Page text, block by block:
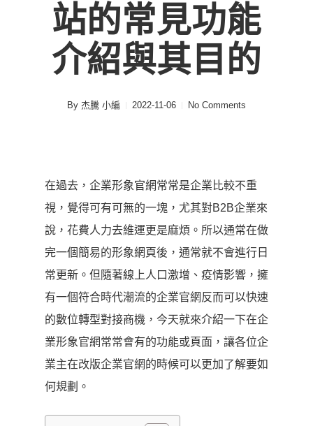
站的常見功能
介紹與其目的
By 杰騰 小編 2022-11-06 No Comments
在過去，企業形象官網常常是企業比較不重
視，覺得可有可無的一塊，尤其對B2B企業來
說，花費人力去維運更是麻煩。所以通常在做
完一個簡易的形象網頁後，通常就不會進行日
常更新。但隨著線上人口激增、疫情影響，擁
有一個符合時代潮流的企業官網反而可以快速
的數位轉型對接商機，今天就來介紹一下在企
業形象官網常常會有的功能或頁面，讓各位企
業主在改版企業官網的時候可以更加了解要如
何規劃。